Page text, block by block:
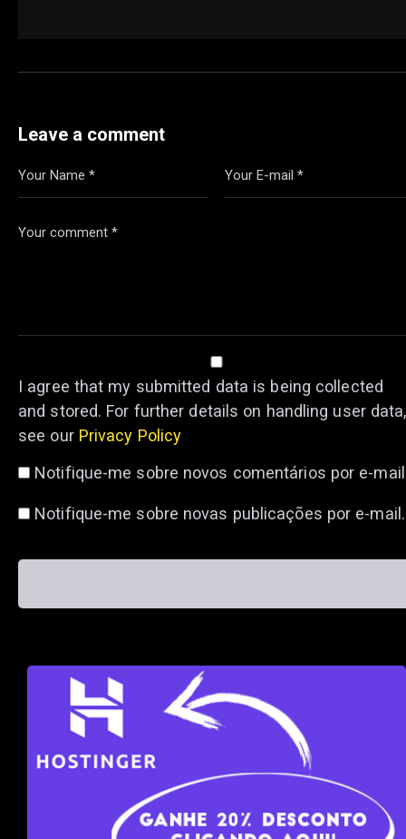
Leave a comment
I agree that my submitted data is being collected
and stored. For further details on handling user data,
see our Privacy Policy
Notifique-me sobre novos comentários por e-
Notifique-me sobre novas publicações por e-mail.